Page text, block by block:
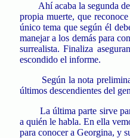
Ahí acaba la segunda
propia muerte, que
único tema que según él
manejar a los demás para
surrealista. Finaliza
escondido el informe.
Según la nota
últimos descendientes del
La última parte sirve
a quién le habla. En ella
para conocer a Georgina, y